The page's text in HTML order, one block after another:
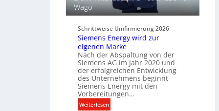
u
d
B
e
l
e
u
c
h
t
ü
r
i
g
i
t
a
l
e
P
r
Wago
Schrittweise Umfirmierung 2026
Siemens Energy wird zur
eigenen Marke
Nach der Abspaltung von der
Siemens AG im Jahr 2020 und
der erfolgreichen Entwicklung
des Unternehmens beginnt
Siemens Energy mit den
Vorbereitungen…
Weiterlesen: